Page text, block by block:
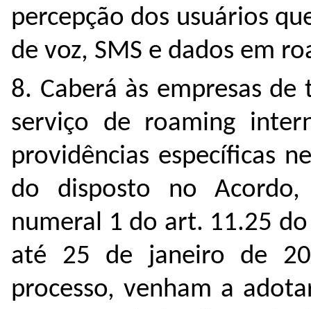
percepção dos usuários
de voz, SMS e dados em
8. Caberá às empresas
serviço de roaming
providências específicas
do disposto no
numeral 1 do art. 11.25
até 25 de janeiro de
processo, venham a